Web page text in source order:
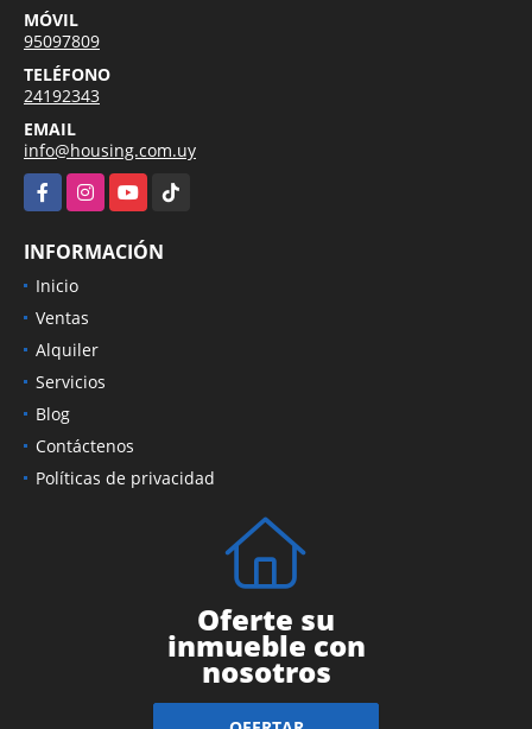
MÓVIL
95097809
TELÉFONO
24192343
EMAIL
info@housing.com.uy
FacebookInstagramYouTubeTikTok
INFORMACIÓN
Inicio
Ventas
Alquiler
Servicios
Blog
Contáctenos
Políticas de privacidad
Oferte su
inmueble con
nosotros